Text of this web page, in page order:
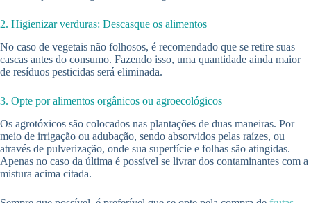
2. Higienizar verduras: Descasque os alimentos
No caso de vegetais não folhosos, é recomendado que se retire suas
cascas antes do consumo. Fazendo isso, uma quantidade ainda maior
de resíduos pesticidas será eliminada.
3. Opte por alimentos orgânicos ou agroecológicos
Os agrotóxicos são colocados nas plantações de duas maneiras. Por
meio de irrigação ou adubação, sendo absorvidos pelas raízes, ou
através de pulverização, onde sua superfície e folhas são atingidas.
Apenas no caso da última é possível se livrar dos contaminantes com a
mistura acima citada.